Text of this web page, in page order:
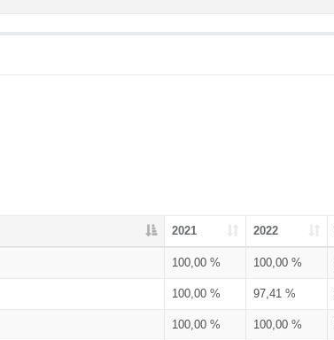
2021 2022
100,00 % 100,00 %
100,00 % 97,41 %
100,00 % 100,00 %